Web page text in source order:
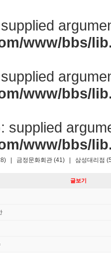
www/bbs/
www/bbs/
supplied
www/bbs/
금정문화회관 (41)
삼성대리점
글보기